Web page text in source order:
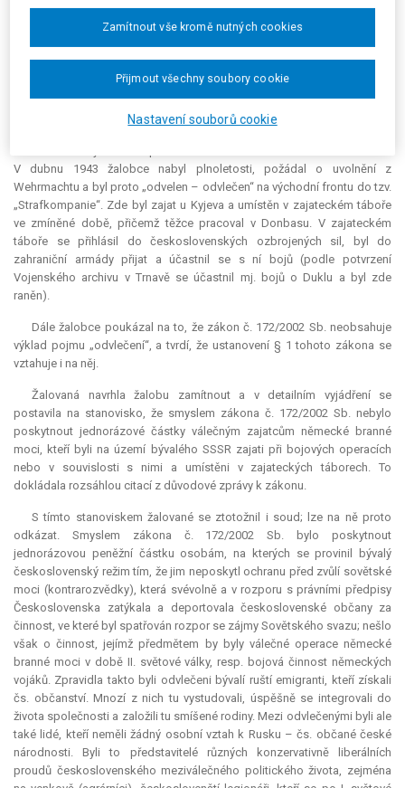
Ukrajině. Žalovaná žádost zamítla s odůvodněním, že za pojem
„odvlečení“ ve smyslu zákona č. 172/2002 Sb. nelze považovat zajetí
příslušníka německého Wehrmachtu a jeho umístění v zajateckém
Žalobce v opravném prostředku (i v přílohách žádosti) argumentoval
tím, že jako občan Československa v době začátku války byl ještě
V dubnu 1943 žalobce nabyl plnoletosti, požádal o uvolnění z
Wehrmachtu a byl proto „odvelen – odvlečen“ na východní frontu do tzv.
„Strafkompanie“. Zde byl zajat u Kyjeva a umístěn v zajateckém táboře
ve zmíněné době, přičemž těžce pracoval v Donbasu. V zajateckém
táboře se přihlásil do československých ozbrojených sil, byl do
zahraniční armády přijat a účastnil se s ní bojů (podle potvrzení
Vojenského archivu v Trnavě se účastnil mj. bojů o Duklu a byl zde
raněn).
Dále žalobce poukázal na to, že zákon č. 172/2002 Sb. neobsahuje
výklad pojmu „odvlečení“, a tvrdí, že ustanovení § 1 tohoto zákona se
vztahuje i na něj.
Žalovaná navrhla žalobu zamítnout a v detailním vyjádření se
postavila na stanovisko, že smyslem zákona č. 172/2002 Sb. nebylo
poskytnout jednorázové částky válečným zajatcům německé branné
moci, kteří byli na území bývalého SSSR zajati při bojových operacích
nebo v souvislosti s nimi a umístěni v zajateckých táborech. To
dokládala rozsáhlou citací z důvodové zprávy k zákonu.
S tímto stanoviskem žalované se ztotožnil i soud; lze na ně proto
odkázat. Smyslem zákona č. 172/2002 Sb. bylo poskytnout
jednorázovou peněžní částku osobám, na kterých se provinil bývalý
československý režim tím, že jim neposkytl ochranu před zvůlí sovětské
moci (kontrarozvědky), která svévolně a v rozporu s právními předpisy
Československa zatýkala a deportovala československé občany za
činnost, ve které byl spatřován rozpor se zájmy Sovětského svazu; nešlo
však o činnost, jejímž předmětem by byly válečné operace německé
branné moci v době II. světové války, resp. bojová činnost německých
vojáků. Zpravidla takto byli odvlečeni bývalí ruští emigranti, kteří získali
čs. občanství. Mnozí z nich tu vystudovali, úspěšně se integrovali do
života společnosti a založili tu smíšené rodiny. Mezi odvlečenými byli ale
také lidé, kteří neměli žádný osobní vztah k Rusku – čs. občané české
národnosti. Byli to představitelé různých konzervativně liberálních
proudů československého meziválečného politického života, zejména
Nastavení souborů cookie
Zamítnout vše kromě nutných cookies
Přijmout všechny soubory cookie